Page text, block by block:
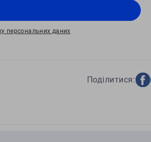
персональних даних
Поділитися: